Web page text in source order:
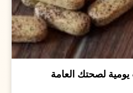
يومية لصحتك العامة